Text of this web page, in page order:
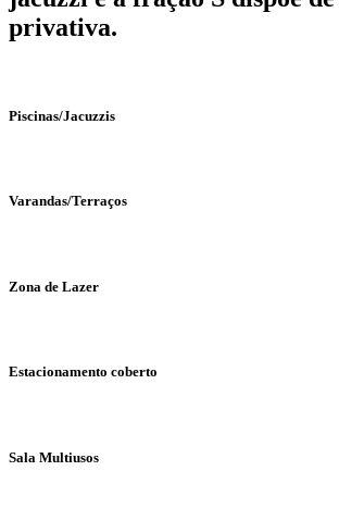
privativa.
Piscinas/Jacuzzis
Varandas/Terraços
Zona de Lazer
Estacionamento coberto
Sala Multiusos